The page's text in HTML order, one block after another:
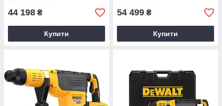
44 198 ₴
Купити
54 499 ₴
Купити